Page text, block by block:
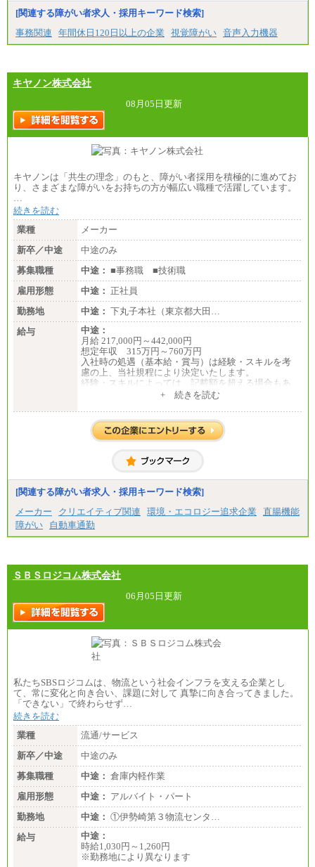
[関連する障がい者求人・採用キーワード検索]
事務関連
年間休日120日以上の企業 視覚障がい 音声入力機器
キヤノン株式会社
08月05日更新
キヤノンは「共生の理念」のもと、障がい者採用を積極的に進めてお
り、さまざまな障がいをお持ちの方が幅広い職種で活躍しています。
…
続きを読む
業種
メーカー
新卒／中途
中途のみ
募集職種
中途： ■事務職 ■技術職
雇用形態
中途： 正社員
勤務地
中途： 下丸子本社（東京都大田…
給与
中途：
月給 217,000円～442,000円
想定年収 315万円～760万円
入社時の処遇（基本給・賞与）は経験・スキルを考
慮の上、当社規程により決定いたします。
経験・スキルによっては、記載額を超える場合もあ
+ 続きを読む
[関連する障がい者求人・採用キーワード検索]
メーカー
クリエイティブ関連 環境・エコロジー追求企業
直腸機能
障がい
自動車通勤
ＳＢＳロジコム株式会社
06月05日更新
私たちSBSロジコムは、物流という社会インフラを支える企業とし
て、常に変化と向き合い、課題に対して 真摯に向き合ってきました。
「できない」で終わらせず…
続きを読む
業種
流通/サービス
新卒／中途
中途のみ
募集職種
中途： 倉庫内軽作業
雇用形態
中途： アルバイト・パート
勤務地
中途： ①伊勢崎第３物流センタ…
給与
中途：
時給1,030円～1,260円
※勤務地により異なります